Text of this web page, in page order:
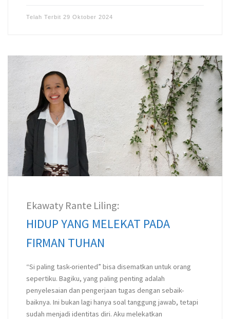
Telah Terbit 29 Oktober 2024
Ekawaty Rante Liling:
HIDUP YANG MELEKAT PADA
FIRMAN TUHAN
“Si paling task-oriented” bisa disematkan untuk orang
sepertiku. Bagiku, yang paling penting adalah
penyelesaian dan pengerjaan tugas dengan sebaik-
baiknya. Ini bukan lagi hanya soal tanggung jawab, tetapi
sudah menjadi identitas diri. Aku melekatkan